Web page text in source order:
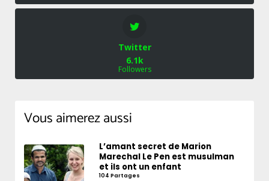
Twitter
6.1k
Followers
Vous aimerez aussi
L’amant secret de Marion
Marechal Le Pen est musulman
et ils ont un enfant
104 Partages